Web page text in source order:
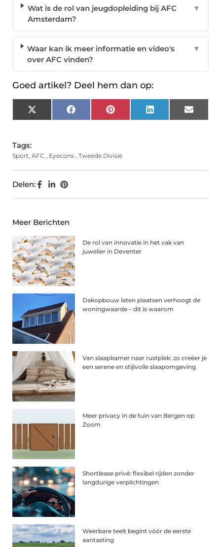
Wat is de rol van jeugdopleiding bij AFC
Amsterdam?
▼
Waar kan ik meer informatie en video's
over AFC vinden?
▼
Goed artikel? Deel hem dan op:
X
(Twitter)
FacebookPinterest LinkedIn Email
Tags:
Sport, AFC , Eyecons , Tweede Divisie
Delen:
Meer Berichten
De rol van innovatie in het vak van
juwelier in Deventer
Dakopbouw laten plaatsen verhoogt de
woningwaarde – dit is waarom
Van slaapkamer naar rustplek: zo creëer je
een serene en stijlvolle slaapomgeving
Meer privacy in de tuin van Bergen op
Zoom
Shortlease privé: flexibel rijden zonder
langdurige verplichtingen
Weerbare teelt begint vóór de eerste
aantasting